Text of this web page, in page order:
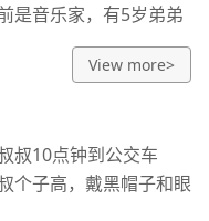
是音乐家，有5岁弟弟
View more>
叔10点钟到公交车
个子高，戴黑帽子和眼